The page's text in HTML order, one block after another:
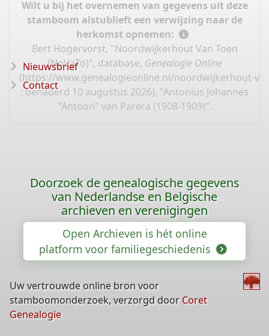
Wilt u bij het overnemen van gegevens uit deze
stamboom alstublieft een verwijzing naar de
herkomst opnemen:
Bert Hogervorst, "Noordwijkerhout Van Toen
(NoVaTo)", database, Genealogie Online
(https://www.genealogieonline.nl/noordwijkerhout-
: benaderd 10 augustus 2026), "Antonius Johannes
"Antoon" van Parera (1908-1909)".
Nieuwsbrief
Contact
Doorzoek de genealogische gegevens
van Nederlandse en Belgische
archieven en verenigingen
Open Archieven is hét online
platform voor familiegeschiedenis
Uw vertrouwde online bron voor
stamboomonderzoek, verzorgd door Coret
Genealogie